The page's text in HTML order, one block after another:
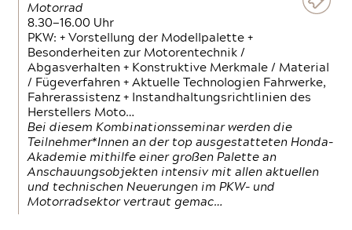
Motorrad
8.30—16.00 Uhr
PKW: + Vorstellung der Modellpalette +
Besonderheiten zur Motorentechnik /
Abgasverhalten + Konstruktive Merkmale / Material
/ Fügeverfahren + Aktuelle Technologien Fahrwerke,
Fahrerassistenz + Instandhaltungsrichtlinien des
Herstellers Moto…
Bei diesem Kombinationsseminar werden die
Teilnehmer*Innen an der top ausgestatteten Honda-
Akademie mithilfe einer großen Palette an
Anschauungsobjekten intensiv mit allen aktuellen
und technischen Neuerungen im PKW- und
Motorradsektor vertraut gemac…